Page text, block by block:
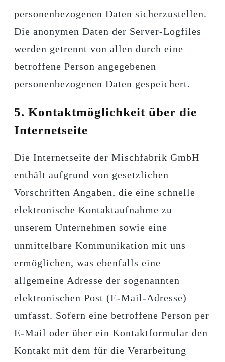
personenbezogenen Daten sicherzustellen.
Die anonymen Daten der Server-Logfiles
werden getrennt von allen durch eine
betroffene Person angegebenen
personenbezogenen Daten gespeichert.
5. Kontaktmöglichkeit über die
Internetseite
Die Internetseite der Mischfabrik GmbH
enthält aufgrund von gesetzlichen
Vorschriften Angaben, die eine schnelle
elektronische Kontaktaufnahme zu
unserem Unternehmen sowie eine
unmittelbare Kommunikation mit uns
ermöglichen, was ebenfalls eine
allgemeine Adresse der sogenannten
elektronischen Post (E-Mail-Adresse)
umfasst. Sofern eine betroffene Person per
E-Mail oder über ein Kontaktformular den
Kontakt mit dem für die Verarbeitung